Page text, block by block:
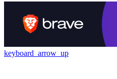
keyboard_arrow_up